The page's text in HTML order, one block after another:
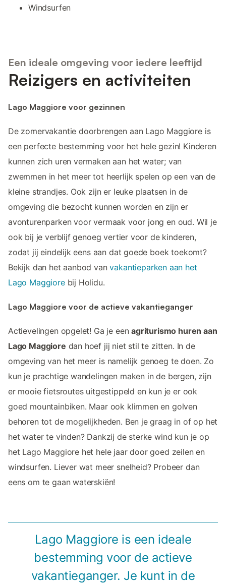
Windsurfen
Een ideale omgeving voor iedere leeftijd
Reizigers en activiteiten
Lago Maggiore voor gezinnen
De zomervakantie doorbrengen aan Lago Maggiore is
een perfecte bestemming voor het hele gezin! Kinderen
kunnen zich uren vermaken aan het water; van
zwemmen in het meer tot heerlijk spelen op een van de
kleine strandjes. Ook zijn er leuke plaatsen in de
omgeving die bezocht kunnen worden en zijn er
avonturenparken voor vermaak voor jong en oud. Wil je
ook bij je verblijf genoeg vertier voor de kinderen,
zodat jij eindelijk eens aan dat goede boek toekomt?
Bekijk dan het aanbod vanvakantieparken aan het
Lago Maggiorebij Holidu.
Lago Maggiore voor de actieve vakantieganger
Actievelingen opgelet! Ga je eenagriturismo huren aan
Lago Maggiore dan hoef jij niet stil te zitten. In de
omgeving van het meer is namelijk genoeg te doen. Zo
kun je prachtige wandelingen maken in de bergen, zijn
er mooie fietsroutes uitgestippeld en kun je er ook
goed mountainbiken. Maar ook klimmen en golven
behoren tot de mogelijkheden. Ben je graag in of op het
het water te vinden? Dankzij de sterke wind kun je op
het Lago Maggiore het hele jaar door goed zeilen en
windsurfen. Liever wat meer snelheid? Probeer dan
eens om te gaan waterskiën!
Lago Maggiore is een ideale
bestemming voor de actieve
vakantieganger. Je kunt in de